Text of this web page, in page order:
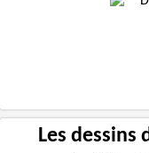
Les dessins